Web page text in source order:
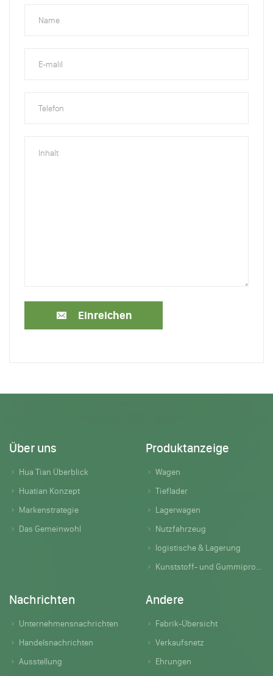
Einreichen
Über uns
Hua Tian Überblick
Huatian Konzept
Markenstrategie
Das Gemeinwohl
Produktanzeige
Wagen
Tieflader
Lagerwagen
Nutzfahrzeug
logistische & Lagerung
Kunststoff- und Gummiprodukte
Nachrichten
Unternehmensnachrichten
Handelsnachrichten
Ausstellung
Andere
Fabrik-Übersicht
Verkaufsnetz
Ehrungen